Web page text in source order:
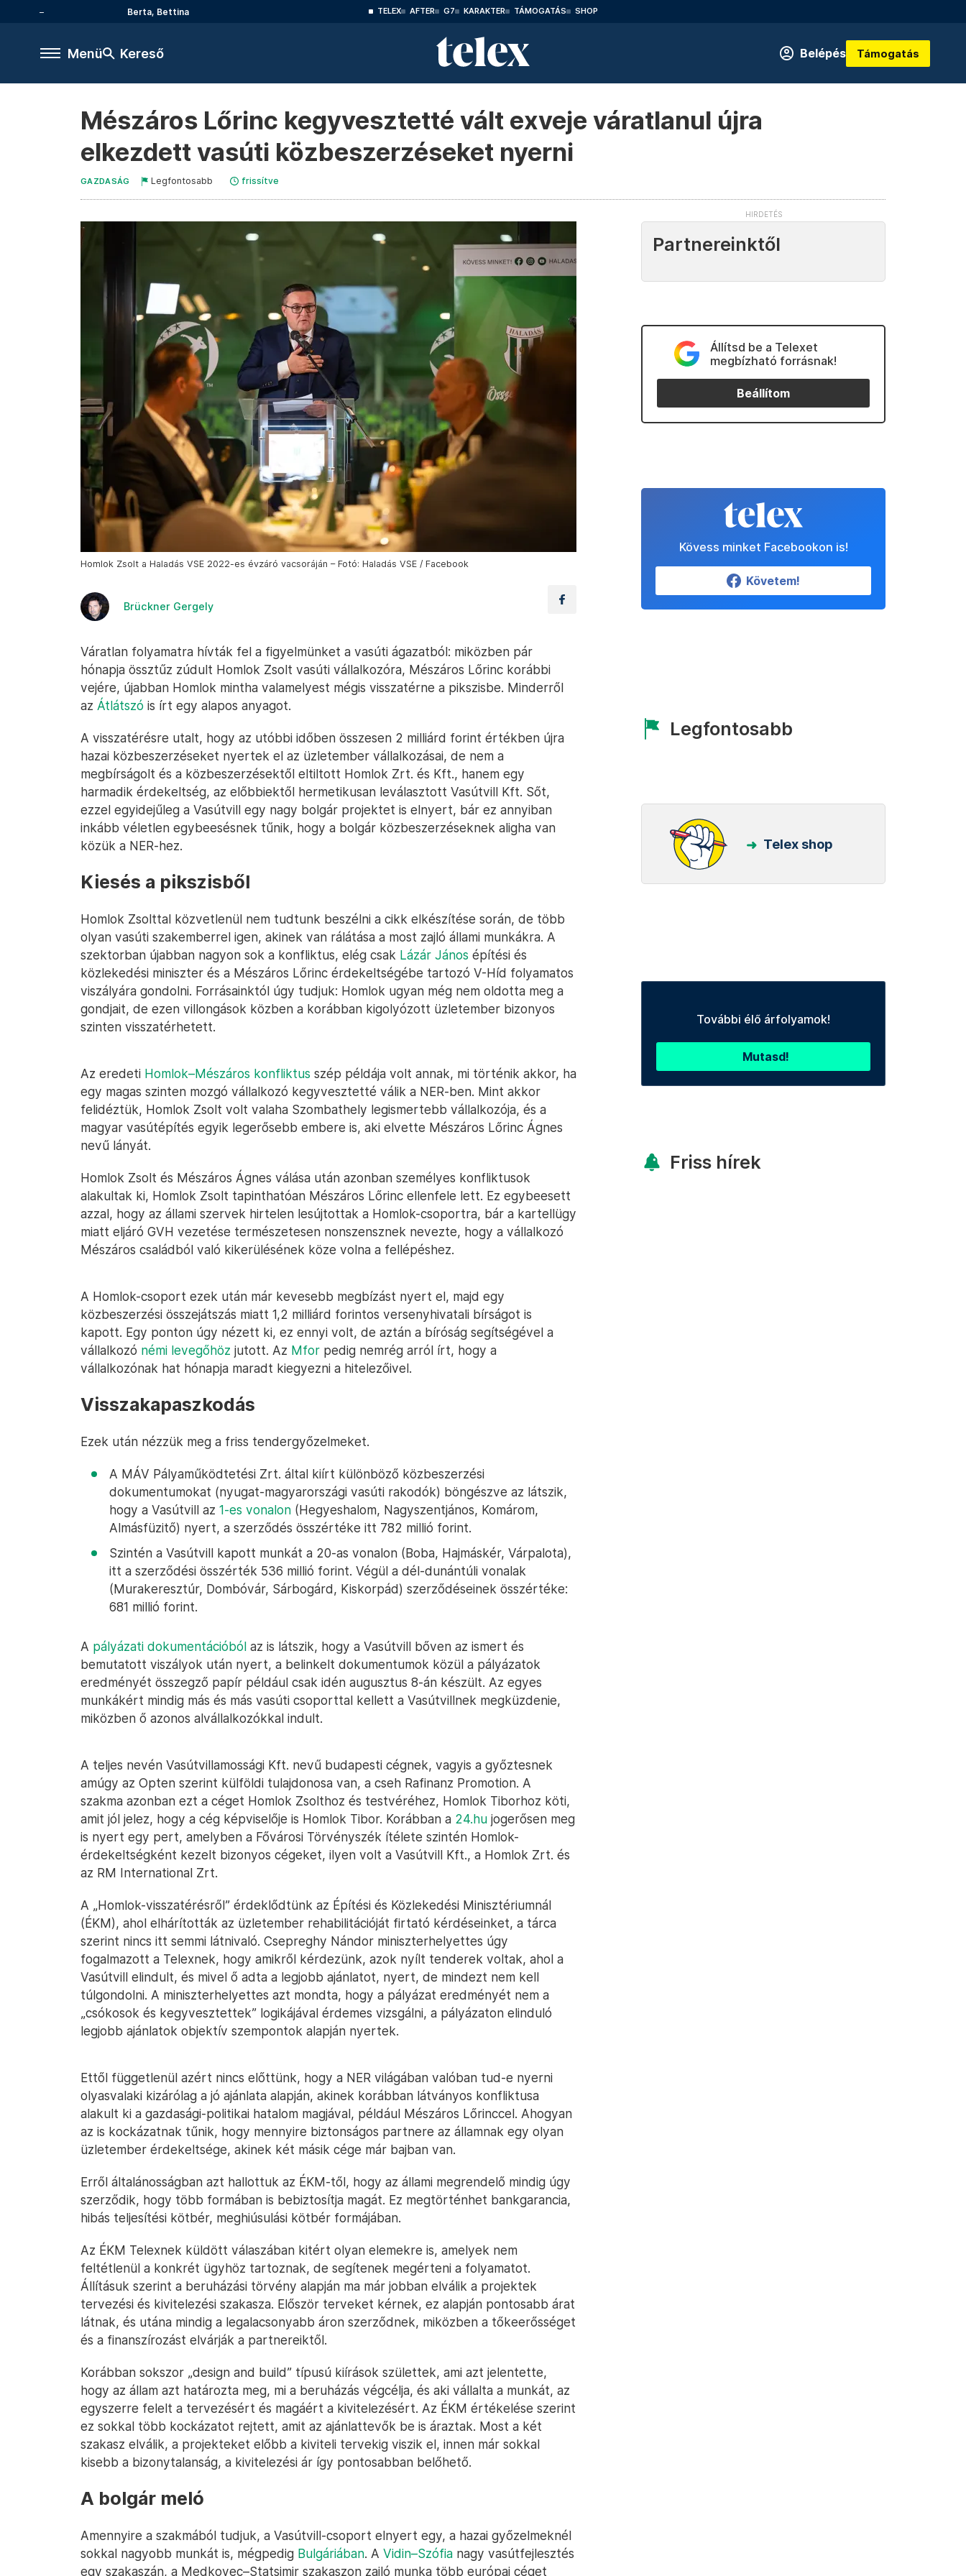
Berta, Bettina TELEX AFTER G7 KARAKTER TÁMOGATÁS SHOP
Menü Kereső Belépés Támogatás
Mészáros Lőrinc kegyvesztetté vált exveje váratlanul újra
elkezdett vasúti közbeszerzéseket nyerni
GAZDASÁG Legfontosabb frissítve
Homlok Zsolt a Haladás VSE 2022-es évzáró vacsoráján – Fotó: Haladás VSE / Facebook
Brückner Gergely
Váratlan folyamatra hívták fel a figyelmünket a vasúti ágazatból: miközben pár
hónapja össztűz zúdult Homlok Zsolt vasúti vállalkozóra, Mészáros Lőrinc korábbi
vejére, újabban Homlok mintha valamelyest mégis visszatérne a pikszisbe. Minderről
az Átlátszó is írt egy alapos anyagot.
A visszatérésre utalt, hogy az utóbbi időben összesen 2 milliárd forint értékben újra
hazai közbeszerzéseket nyertek el az üzletember vállalkozásai, de nem a
megbírságolt és a közbeszerzésektől eltiltott Homlok Zrt. és Kft., hanem egy
harmadik érdekeltség, az előbbiektől hermetikusan leválasztott Vasútvill Kft. Sőt,
ezzel egyidejűleg a Vasútvill egy nagy bolgár projektet is elnyert, bár ez annyiban
inkább véletlen egybeesésnek tűnik, hogy a bolgár közbeszerzéseknek aligha van
közük a NER-hez.
Kiesés a pikszisből
Homlok Zsolttal közvetlenül nem tudtunk beszélni a cikk elkészítése során, de több
olyan vasúti szakemberrel igen, akinek van rálátása a most zajló állami munkákra. A
szektorban újabban nagyon sok a konfliktus, elég csak Lázár János építési és
közlekedési miniszter és a Mészáros Lőrinc érdekeltségébe tartozó V-Híd folyamatos
viszályára gondolni. Forrásainktól úgy tudjuk: Homlok ugyan még nem oldotta meg a
gondjait, de ezen villongások közben a korábban kigolyózott üzletember bizonyos
szinten visszatérhetett.
Az eredeti Homlok–Mészáros konfliktus szép példája volt annak, mi történik akkor, ha
egy magas szinten mozgó vállalkozó kegyvesztetté válik a NER-ben. Mint akkor
felidéztük, Homlok Zsolt volt valaha Szombathely legismertebb vállalkozója, és a
magyar vasútépítés egyik legerősebb embere is, aki elvette Mészáros Lőrinc Ágnes
nevű lányát.
Homlok Zsolt és Mészáros Ágnes válása után azonban személyes konfliktusok
alakultak ki, Homlok Zsolt tapinthatóan Mészáros Lőrinc ellenfele lett. Ez egybeesett
azzal, hogy az állami szervek hirtelen lesújtottak a Homlok-csoportra, bár a kartellügy
miatt eljáró GVH vezetése természetesen nonszensznek nevezte, hogy a vállalkozó
Mészáros családból való kikerülésének köze volna a fellépéshez.
A Homlok-csoport ezek után már kevesebb megbízást nyert el, majd egy
közbeszerzési összejátszás miatt 1,2 milliárd forintos versenyhivatali bírságot is
kapott. Egy ponton úgy nézett ki, ez ennyi volt, de aztán a bíróság segítségével a
vállalkozó némi levegőhöz jutott. Az Mfor pedig nemrég arról írt, hogy a
vállalkozónak hat hónapja maradt kiegyezni a hitelezőivel.
Visszakapaszkodás
Ezek után nézzük meg a friss tendergyőzelmeket.
A MÁV Pályaműködtetési Zrt. által kiírt különböző közbeszerzési
dokumentumokat (nyugat-magyarországi vasúti rakodók) böngészve az látszik,
hogy a Vasútvill az 1-es vonalon (Hegyeshalom, Nagyszentjános, Komárom,
Almásfüzitő) nyert, a szerződés összértéke itt 782 millió forint.
Szintén a Vasútvill kapott munkát a 20-as vonalon (Boba, Hajmáskér, Várpalota),
itt a szerződési összérték 536 millió forint. Végül a dél-dunántúli vonalak
(Murakeresztúr, Dombóvár, Sárbogárd, Kiskorpád) szerződéseinek összértéke:
681 millió forint.
A pályázati dokumentációból az is látszik, hogy a Vasútvill bőven az ismert és
bemutatott viszályok után nyert, a belinkelt dokumentumok közül a pályázatok
eredményét összegző papír például csak idén augusztus 8-án készült. Az egyes
munkákért mindig más és más vasúti csoporttal kellett a Vasútvillnek megküzdenie,
miközben ő azonos alvállalkozókkal indult.
A teljes nevén Vasútvillamossági Kft. nevű budapesti cégnek, vagyis a győztesnek
amúgy az Opten szerint külföldi tulajdonosa van, a cseh Rafinanz Promotion. A
szakma azonban ezt a céget Homlok Zsolthoz és testvéréhez, Homlok Tiborhoz köti,
amit jól jelez, hogy a cég képviselője is Homlok Tibor. Korábban a 24.hu jogerősen meg
is nyert egy pert, amelyben a Fővárosi Törvényszék ítélete szintén Homlok-
érdekeltségként kezelt bizonyos cégeket, ilyen volt a Vasútvill Kft., a Homlok Zrt. és
az RM International Zrt.
A „Homlok-visszatérésről” érdeklődtünk az Építési és Közlekedési Minisztériumnál
(ÉKM), ahol elhárították az üzletember rehabilitációját firtató kérdéseinket, a tárca
szerint nincs itt semmi látnivaló. Csepreghy Nándor miniszterhelyettes úgy
fogalmazott a Telexnek, hogy amikről kérdezünk, azok nyílt tenderek voltak, ahol a
Vasútvill elindult, és mivel ő adta a legjobb ajánlatot, nyert, de mindezt nem kell
túlgondolni. A miniszterhelyettes azt mondta, hogy a pályázat eredményét nem a
„csókosok és kegyvesztettek” logikájával érdemes vizsgálni, a pályázaton elinduló
legjobb ajánlatok objektív szempontok alapján nyertek.
Ettől függetlenül azért nincs előttünk, hogy a NER világában valóban tud-e nyerni
olyasvalaki kizárólag a jó ajánlata alapján, akinek korábban látványos konfliktusa
alakult ki a gazdasági-politikai hatalom magjával, például Mészáros Lőrinccel. Ahogyan
az is kockázatnak tűnik, hogy mennyire biztonságos partnere az államnak egy olyan
üzletember érdekeltsége, akinek két másik cége már bajban van.
Erről általánosságban azt hallottuk az ÉKM-től, hogy az állami megrendelő mindig úgy
szerződik, hogy több formában is bebiztosítja magát. Ez megtörténhet bankgarancia,
hibás teljesítési kötbér, meghiúsulási kötbér formájában.
Az ÉKM Telexnek küldött válaszában kitért olyan elemekre is, amelyek nem
feltétlenül a konkrét ügyhöz tartoznak, de segítenek megérteni a folyamatot.
Állításuk szerint a beruházási törvény alapján ma már jobban elválik a projektek
tervezési és kivitelezési szakasza. Először terveket kérnek, ez alapján pontosabb árat
látnak, és utána mindig a legalacsonyabb áron szerződnek, miközben a tőkeerősséget
és a finanszírozást elvárják a partnereiktől.
Korábban sokszor „design and build” típusú kiírások születtek, ami azt jelentette,
hogy az állam azt határozta meg, mi a beruházás végcélja, és aki vállalta a munkát, az
egyszerre felelt a tervezésért és magáért a kivitelezésért. Az ÉKM értékelése szerint
ez sokkal több kockázatot rejtett, amit az ajánlattevők be is áraztak. Most a két
szakasz elválik, a projekteket előbb a kiviteli tervekig viszik el, innen már sokkal
kisebb a bizonytalanság, a kivitelezési ár így pontosabban belőhető.
A bolgár meló
Amennyire a szakmából tudjuk, a Vasútvill-csoport elnyert egy, a hazai győzelmeknél
sokkal nagyobb munkát is, mégpedig Bulgáriában. A Vidin–Szófia nagy vasútfejlesztés
egy szakaszán, a Medkovec–Statsimir szakaszon zajló munka több európai céget
Partnereinktől
Állítsd be a Telexet
megbízható forrásnak!
Beállítom
Kövess minket Facebookon is!
Követem!
Legfontosabb
Telex shop
További élő árfolyamok!
Mutasd!
Friss hírek